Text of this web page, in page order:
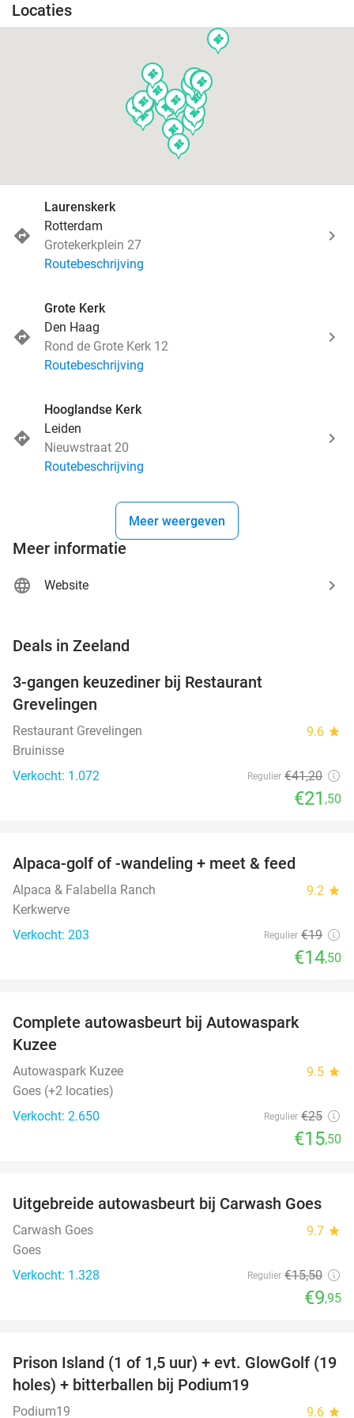
Locaties
events
eventsevents
events
events
events
events
events
events
events
events
events
events
events
events
events
events
eventsevents
events
events
Laurenskerk
Rotterdam
Grotekerkplein 27
Routebeschrijving
Grote Kerk
Den Haag
Rond de Grote Kerk 12
Routebeschrijving
Hooglandse Kerk
Leiden
Nieuwstraat 20
Routebeschrijving
Meer weergeven
Meer informatie
Website
Deals in Zeeland
3-gangen keuzediner bij Restaurant
Grevelingen
Restaurant Grevelingen 9.6 star
Bruinisse
Verkocht: 1.072
Regulier €41,20
€21 ,50
Alpaca-golf of -wandeling + meet & feed
Alpaca & Falabella Ranch 9.2 star
Kerkwerve
Verkocht: 203
Regulier €19
€14,50
Complete autowasbeurt bij Autowaspark
Kuzee
Autowaspark Kuzee 9.5 star
Goes (+2 locaties)
Verkocht: 2.650
Regulier €25
€15,50
36%
Uitgebreide autowasbeurt bij Carwash Goes
Carwash Goes 9.7 star
Goes
Verkocht: 1.328
Regulier €15,50
€9,95
36%
Prison Island (1 of 1,5 uur) + evt. GlowGolf (19
holes) + bitterballen bij Podium19
Podium19 9.6 star